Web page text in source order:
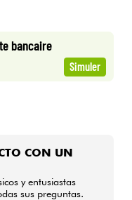
bancaire
Simuler
CON UN
y entusiastas
sus preguntas.